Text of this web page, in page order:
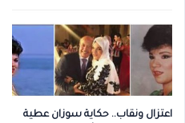
اعتزال ونقاب.. حكاية سوزان عطية